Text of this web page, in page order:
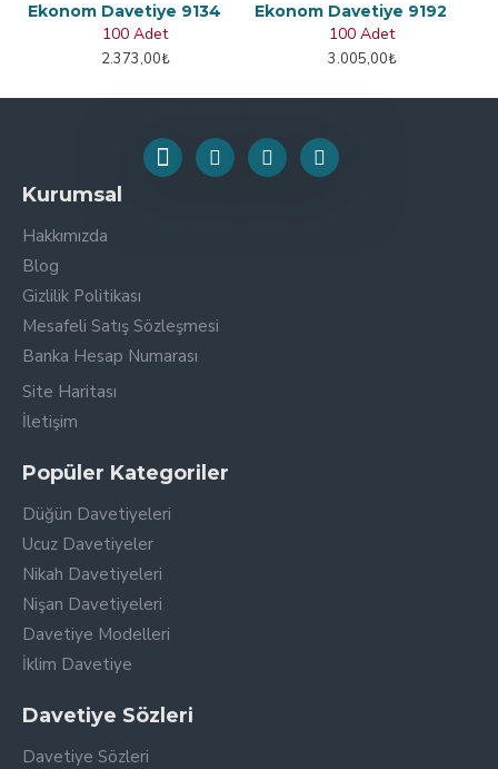
Ekonom Davetiye 9134
100 Adet
2.373,00₺
Ekonom Davetiye 9192
100 Adet
3.005,00₺
Kurumsal
Hakkımızda
Blog
Gizlilik Politikası
Mesafeli Satış Sözleşmesi
Banka Hesap Numarası
Site Haritası
İletişim
Popüler Kategoriler
Düğün Davetiyeleri
Ucuz Davetiyeler
Nikah Davetiyeleri
Nişan Davetiyeleri
Davetiye Modelleri
İklim Davetiye
Davetiye Sözleri
Davetiye Sözleri